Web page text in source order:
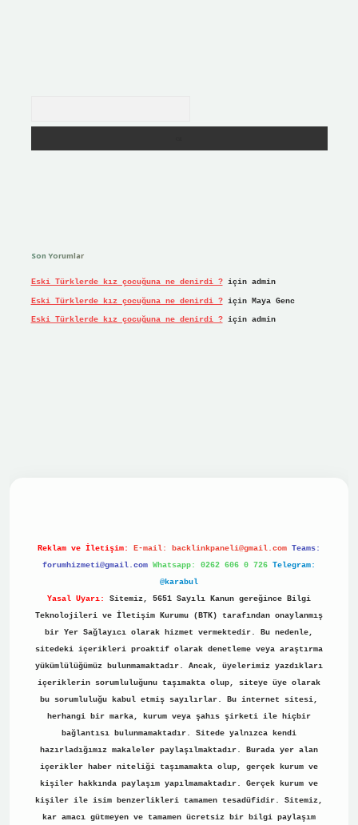
Son Yorumlar
Eski Türklerde kız çocuğuna ne denirdi ?için admin
Eski Türklerde kız çocuğuna ne denirdi ?için Maya Genc
Eski Türklerde kız çocuğuna ne denirdi ?için admin
Reklam ve İletişim: E-mail: backlinkpaneli@gmail.com Teams:
forumhizmeti@gmail.com Whatsapp: 0262 606 0 726 Telegram:
@karabul
Yasal Uyarı:
Sitemiz, 5651 Sayılı Kanun gereğince Bilgi
Teknolojileri ve İletişim Kurumu (BTK) tarafından onaylanmış
bir Yer Sağlayıcı olarak hizmet vermektedir. Bu nedenle,
sitedeki içerikleri proaktif olarak denetleme veya araştırma
yükümlülüğümüz bulunmamaktadır. Ancak, üyelerimiz yazdıkları
içeriklerin sorumluluğunu taşımakta olup, siteye üye olarak
bu sorumluluğu kabul etmiş sayılırlar. Bu internet sitesi,
herhangi bir marka, kurum veya şahıs şirketi ile hiçbir
bağlantısı bulunmamaktadır. Sitede yalnızca kendi
hazırladığımız makaleler paylaşılmaktadır. Burada yer alan
içerikler haber niteliği taşımamakta olup, gerçek kurum ve
kişiler hakkında paylaşım yapılmamaktadır. Gerçek kurum ve
kişiler ile isim benzerlikleri tamamen tesadüfidir. Sitemiz,
kar amacı gütmeyen ve tamamen ücretsiz bir bilgi paylaşım